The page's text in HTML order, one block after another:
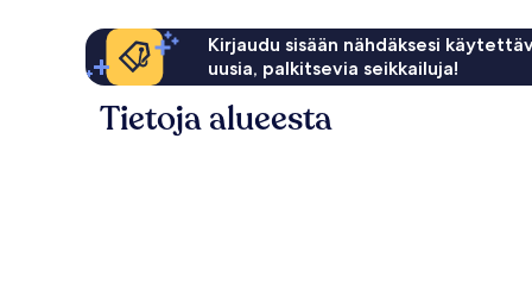
Kirjaudu sisään nähdäksesi
uusia, palkitsevia seikkailuja!
Tietoja alueesta